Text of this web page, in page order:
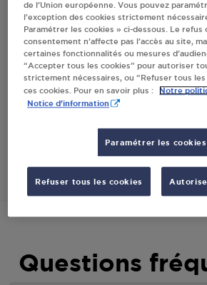
Villes
BAR LE FOURNIL SNC AJR ST
BEUGNE
11 GRANDE RUE
S'Y RENDRE
Questions
de l’Union européenne. Vous pouvez
l’exception des cookies strictement
Paramétrer les cookies » ci-dessous. Le
consentement n’affecte pas l’accès au site,
certaines fonctionnalités ou mesures
“Accepter tous les cookies” pour autoriser
strictement nécessaires, ou “Refuser tous
ces cookies. Pour en savoir plus :
Notre
Notice d'information
Paramétrer les cookies
Refuser tous les cookies